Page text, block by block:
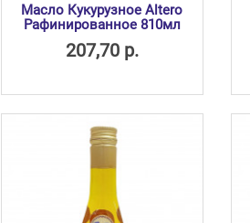
Масло Кукурузное Altero
Рафинированное 810мл
207,70 р.